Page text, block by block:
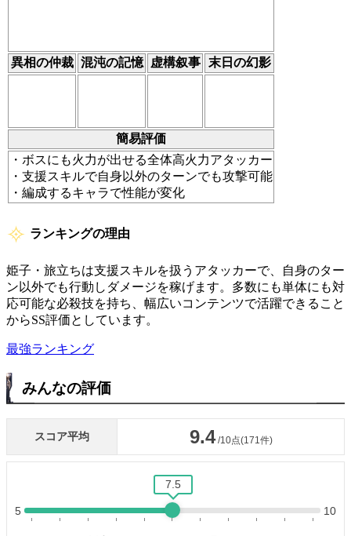
異相の仲裁 混沌の記憶 虚構叙事 末日の幻影
簡易評価
・ボスにも火力が出せる全体高火力アタッカー
・支援スキルで自身以外のターンでも攻撃可能
・編成するキャラで性能が変化
ランキングの理由
姫子・旅立ちは支援スキルを扱うアタッカーで、自身のター
ン以外でも行動しダメージを稼げます。多数にも単体にも対
応可能な必殺技を持ち、幅広いコンテンツで活躍できること
からSS評価としています。
最強ランキング
みんなの評価